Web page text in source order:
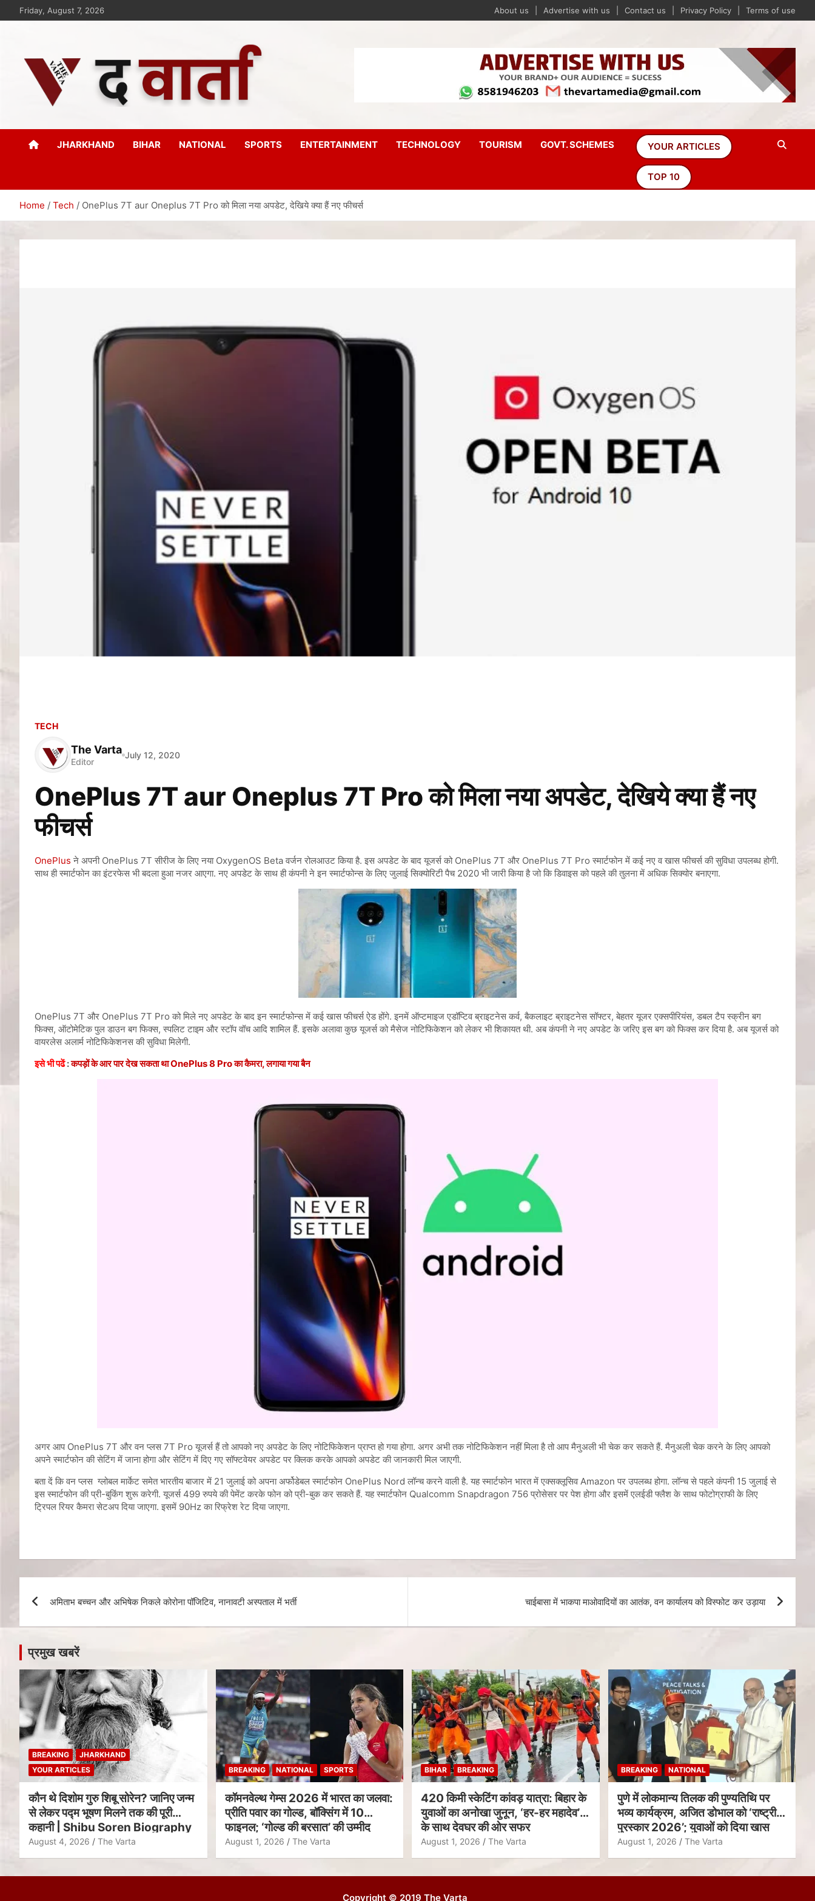
Friday, August 7, 2026 About us Advertise with us Contact us Privacy Policy Terms of use
The Varta
JHARKHAND BIHAR NATIONAL SPORTS ENTERTAINMENT TECHNOLOGY TOURISM GOVT. SCHEMES YOUR ARTICLES
TOP 10
Home Tech OnePlus 7T aur Oneplus 7T Pro को मिला नया अपडेट, देखिये क्या हैं नए फीचर्स
TECH
The Varta
Editor
July 12, 2020
OnePlus 7T aur Oneplus 7T Pro को मिला नया अपडेट, देखिये क्या हैं नए
फीचर्स
OnePlus ने अपनी OnePlus 7T सीरीज के लिए नया OxygenOS Beta वर्जन रोलआउट किया है. इस अपडेट के बाद यूजर्स को OnePlus 7T और OnePlus 7T Pro स्मार्टफोन में कई नए व खास फीचर्स की सुविधा उपलब्ध होगी.
साथ ही स्मार्टफोन का इंटरफेस भी बदला हुआ नजर आएगा. नए अपडेट के साथ ही कंपनी ने इन स्मार्टफोन्स के लिए ​जुलाई सिक्योरिटी पैच 2020 भी जारी किया है जो कि डिवाइस को पहले की तुलना में अधिक सिक्योर​ बनाएगा.
OnePlus 7T और OnePlus 7T Pro को मिले नए अपडेट के बाद इन स्मार्टफोन्स में कई खास फीचर्स ऐड होंगे. इनमें ऑप्टमाइज एडॉप्टिव ब्राइटनेस कर्व, बैकलाइट ब्राइटनेस सॉफ्टर, बेहतर यूजर एक्सपीरियंस, डबल टैप स्क्रीन बग
फिक्स, ऑटोमेटिक पुल डाउन बग फिक्स, स्पलिट टाइम और स्टॉप वॉच आदि शामिल हैं. इसके अलावा कुछ यूजर्स को मैसेज नो​टिफिकेशन को लेकर भी शिकायत थी. अब कंपनी ने नए अपडेट के ​जरिए इस बग को फिक्स कर दिया है. अब यूजर्स को
वायरलेस अलार्म नोटिफिकेशनस की सुविधा मिलेगी.
इसे भी पढें:कपड़ों के आर पार देख सकता था OnePlus 8 Pro का कैमरा, लगाया गया बैन
अगर आप OnePlus 7T और वन प्लस 7T Pro यूजर्स हैं तो आपको नए अपडेट के लिए नोटिफिकेशन प्राप्त हो गया होगा. अगर अभी तक नोटिफिकेशन नहीं मिला है तो​ आप मैनुअली भी चेक कर सकते हैं. मैनुअली चेक करने के लिए आपको
अपने स्मार्टफोन की सेटिंग में जाना होगा और सेटिंग में दिए गए सॉफ्टवेयर अपडेट पर क्लिक करके आपको अपडेट की जानकारी मिल जाएगी.
बता दें कि वन प्लस ग्लोबल मार्केट समेत भारतीय बाजार में 21 जुलाई को अपना अर्फोडेबल स्मार्टफोन OnePlus Nord लॉन्च करने वाली है. यह स्मार्टफोन भारत में एक्सक्लूसिव Amazon पर उपलब्ध होगा. लॉन्च से पहले कंपनी 15 ​जुलाई से
इस स्मार्टफोन की प्री-बुकिंग शुरू करेगी. यूजर्स 499 रुपये की पेमेंट करके फोन को प्री-बुक कर सकते हैं. यह स्मार्टफोन Qualcomm Snapdragon 756 प्रोसेसर पर पेश होगा और इसमें एलईडी फ्लैश के साथ फोटोग्राफी के लिए
ट्रिपल रियर कैमरा सेटअप दिया जाएगा. इसमें 90Hz ​का रिफ्रेश रेट दिया जाएगा.
अमिताभ बच्चन और अभिषेक निकले कोरोना पॉजिटिव, नानावटी अस्पताल में भर्ती चाईबासा में भाकपा माओवादियों का आतंक, वन कार्यालय को विस्फोट कर उड़ाया
प्रमुख खबरें
BREAKING
JHARKHAND
YOUR ARTICLES
कौन थे दिशोम गुरु शिबू सोरेन? जानिए जन्म
से लेकर पद्म भूषण मिलने तक की पूरी
कहानी | Shibu Soren Biography
August 4, 2026 The Varta
BREAKING NATIONAL SPORTS
कॉमनवेल्थ गेम्स 2026 में भारत का जलवा:
प्रीति पवार का गोल्ड, बॉक्सिंग में 10
फाइनल; ‘गोल्ड की बरसात’ की उम्मीद
August 1, 2026 The Varta
BIHAR BREAKING
420 किमी स्केटिंग कांवड़ यात्रा: बिहार के
युवाओं का अनोखा जुनून, ‘हर-हर महादेव’
के साथ देवघर की ओर सफर
August 1, 2026 The Varta
BREAKING NATIONAL
पुणे में लोकमान्य तिलक की पुण्यतिथि पर
भव्य कार्यक्रम, अजित डोभाल को ‘राष्ट्रीय
पुरस्कार 2026’; युवाओं को दिया खास
संदेश
August 1, 2026 The Varta
Copyright © 2019 The Varta